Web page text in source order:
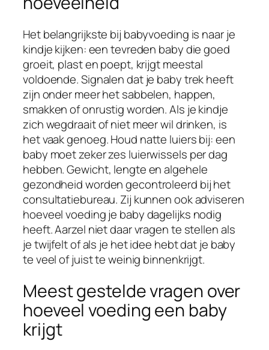
Het belangrijkste bij babyvoeding is naar je
kindje kijken: een tevreden baby die goed
groeit, plast en poept, krijgt meestal
voldoende. Signalen dat je baby trek heeft
zijn onder meer het sabbelen, happen,
smakken of onrustig worden. Als je kindje
zich wegdraait of niet meer wil drinken, is
het vaak genoeg. Houd natte luiers bij: een
baby moet zeker zes luierwissels per dag
hebben. Gewicht, lengte en algehele
gezondheid worden gecontroleerd bij het
consultatiebureau. Zij kunnen ook adviseren
hoeveel voeding je baby dagelijks nodig
heeft. Aarzel niet daar vragen te stellen als
je twijfelt of als je het idee hebt dat je baby
te veel of juist te weinig binnenkrijgt.
Meest gestelde vragen over
hoeveel voeding een baby
krijgt